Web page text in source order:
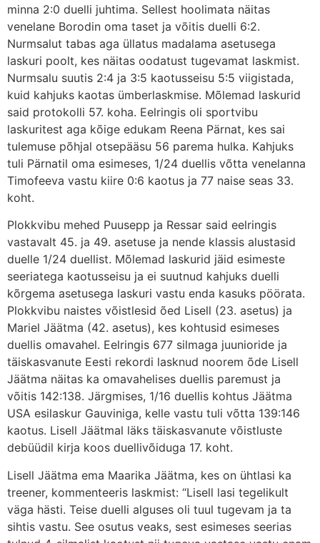
minna 2:0 duelli juhtima. Sellest hoolimata näitas
venelane Borodin oma taset ja võitis duelli 6:2.
Nurmsalut tabas aga üllatus madalama asetusega
laskuri poolt, kes näitas oodatust tugevamat laskmist.
Nurmsalu suutis 2:4 ja 3:5 kaotusseisu 5:5 viigistada,
kuid kahjuks kaotas ümberlaskmise. Mõlemad laskurid
said protokolli 57. koha. Eelringis oli sportvibu
laskuritest aga kõige edukam Reena Pärnat, kes sai
tulemuse põhjal otsepääsu 56 parema hulka. Kahjuks
tuli Pärnatil oma esimeses, 1/24 duellis võtta venelanna
Timofeeva vastu kiire 0:6 kaotus ja 77 naise seas 33.
koht.
Plokkvibu mehed Puusepp ja Ressar said eelringis
vastavalt 45. ja 49. asetuse ja nende klassis alustasid
duelle 1/24 duellist. Mõlemad laskurid jäid esimeste
seeriatega kaotusseisu ja ei suutnud kahjuks duelli
kõrgema asetusega laskuri vastu enda kasuks pöörata.
Plokkvibu naistes võistlesid õed Lisell (23. asetus) ja
Mariel Jäätma (42. asetus), kes kohtusid esimeses
duellis omavahel. Eelringis 677 silmaga juunioride ja
täiskasvanute Eesti rekordi lasknud noorem õde Lisell
Jäätma näitas ka omavahelises duellis paremust ja
võitis 142:138. Järgmises, 1/16 duellis kohtus Jäätma
USA esilaskur Gauviniga, kelle vastu tuli võtta 139:146
kaotus. Lisell Jäätmal läks täiskasvanute võistluste
debüüdil kirja koos duellivõiduga 17. koht.
Lisell Jäätma ema Maarika Jäätma, kes on ühtlasi ka
treener, kommenteeris laskmist: “Lisell lasi tegelikult
väga hästi. Teise duelli alguses oli tuul tugevam ja ta
sihtis vastu. See osutus veaks, sest esimeses seerias